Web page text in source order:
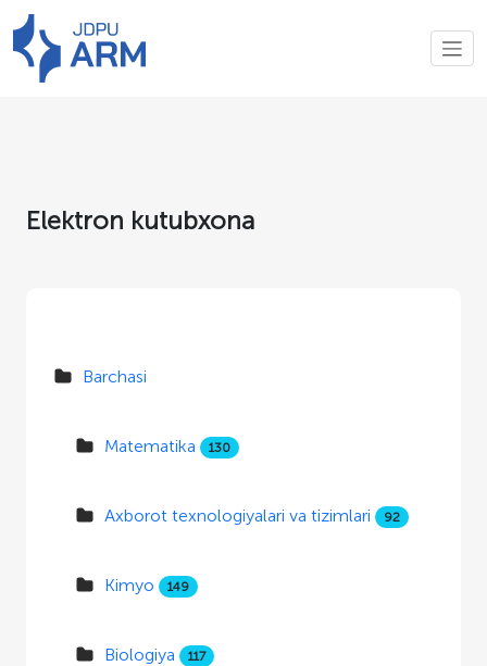
Elektron kutubxona
Barchasi
Matematika 130
Axborot texnologiyalari va tizimlari 92
Kimyo 149
Biologiya 117